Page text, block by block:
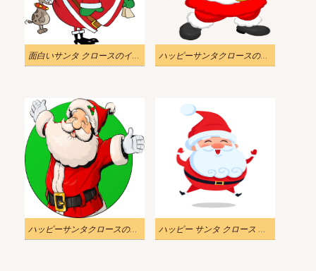
面白いサンタ クロースのイラスト ハッピーサンタクロースのイラスト透明
ハッピーサンタクロースのイラスト ハッピー サンタ クロース ジャンプ イラスト